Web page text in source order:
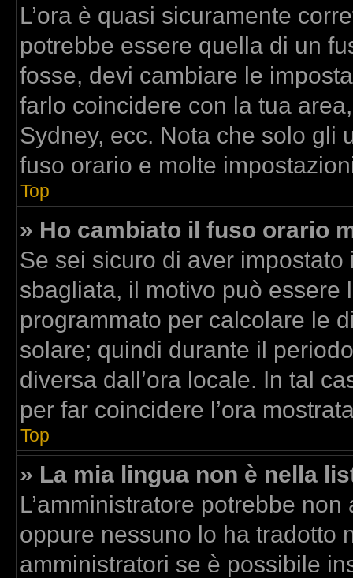
L’ora è quasi sicuramente
potrebbe essere quella di un
fosse, devi cambiare le
farlo coincidere con la tua
Sydney, ecc. Nota che solo gli
fuso orario e molte
Top
» Ho cambiato il fuso orario
Se sei sicuro di aver
sbagliata, il motivo può essere
programmato per calcolare le
solare; quindi durante il
diversa dall’ora locale. In tal
per far coincidere l’ora
Top
» La mia lingua non è nella
L’amministratore potrebbe
oppure nessuno lo ha tradotto
amministratori se è possibile